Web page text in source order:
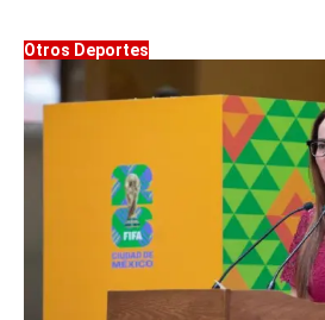
Otros Deportes